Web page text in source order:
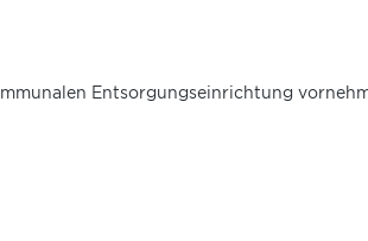
Entsorgungseinrichtung